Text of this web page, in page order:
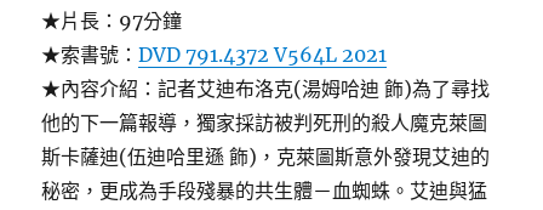
★片長：97分鐘
★索書號：DVD 791.4372 V564L 2021
★內容介紹：記者艾迪布洛克(湯姆哈迪 飾)為了尋找
他的下一篇報導，獨家採訪被判死刑的殺人魔克萊圖
斯卡薩迪(伍迪哈里遜 飾)，克萊圖斯意外發現艾迪的
秘密，更成為手段殘暴的共生體－血蜘蛛。艾迪與猛